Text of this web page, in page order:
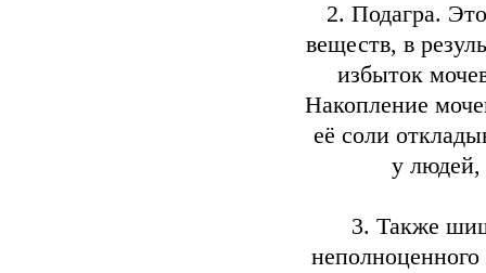
2. Подагра.
веществ, в
избыток
Накопление
её соли
у людей,
3. Также